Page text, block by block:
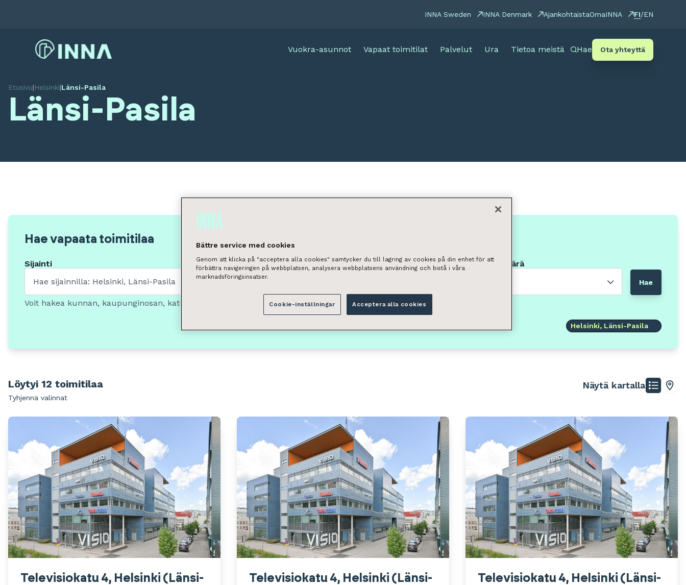
INNA Sweden INNA Denmark AjankohtaistaOmaINNA FI/EN
Vuokra-asunnot Vapaat toimitilat Palvelut Ura Tietoa meistä Hae Ota yhteyttä
Etusivu|Helsinki|Länsi-Pasila
Länsi-Pasila
Hae vapaata toimitilaa
Sijainti
Tilan tyyppi
Neliömäärä
Hae
Voit hakea kunnan, kaupunginosan, katuosoitteen tai postinumeron perusteella.
Helsinki, Länsi-Pasila
Löytyi 12 toimitilaa
Tyhjennä valinnat
Näytä kartalla
Televisiokatu 4, Helsinki (Länsi-
Televisiokatu 4, Helsinki (Länsi-
Televisiokatu 4, Helsinki (Länsi-
Bättre service med cookies
Genom att klicka på "acceptera alla cookies" samtycker du till lagring av cookies på din enhet för att
förbättra navigeringen på webbplatsen, analysera webbplatsens användning och bistå i våra
marknadsföringsinsatser.
Cookie-inställningar Acceptera alla cookies